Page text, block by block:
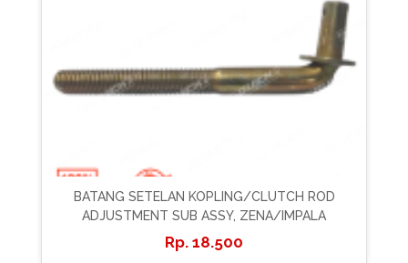
BATANG SETELAN KOPLING/CLUTCH ROD
ADJUSTMENT SUB ASSY, ZENA/IMPALA
18.500